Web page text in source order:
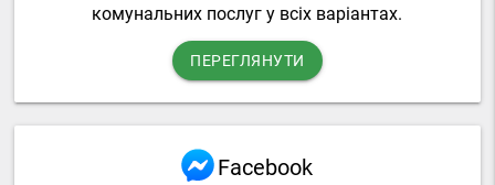
комунальних послуг у всіх варіантах.
ПЕРЕГЛЯНУТИ
Facebook